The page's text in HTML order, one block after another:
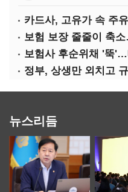
카드사, 고유가 속 주
보험 보장 줄줄이 축
보험사 후순위채 '뚝
뉴스리듬